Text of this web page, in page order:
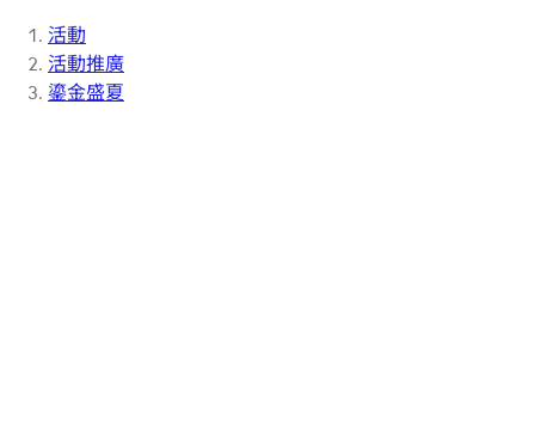
活動
活動推廣
鎏金盛夏